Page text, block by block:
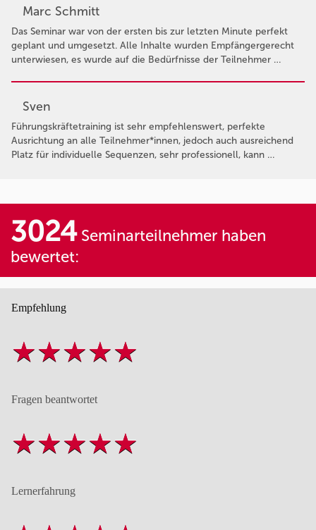
Marc Schmitt
Das Seminar war von der ersten bis zur letzten Minute perfekt
geplant und umgesetzt. Alle Inhalte wurden Empfängergerecht
unterwiesen, es wurde auf die Bedürfnisse der Teilnehmer …
Sven
Führungskräftetraining ist sehr empfehlenswert, perfekte
Ausrichtung an alle Teilnehmer*innen, jedoch auch ausreichend
Platz für individuelle Sequenzen, sehr professionell, kann …
3024Seminarteilnehmer haben
bewertet:
Empfehlung
Fragen beantwortet
Lernerfahrung